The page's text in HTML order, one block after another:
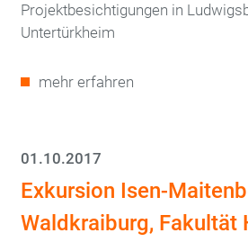
Projektbesichtigungen in
Untertürkheim
mehr erfahren
01.10.2017
Exkursion Isen-
Waldkraiburg, Fakultät